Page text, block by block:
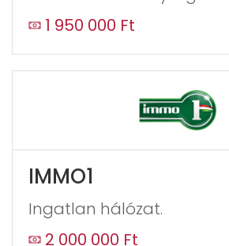
Küldés
1 950 000 Ft
IMMO1
Ingatlan hálózat.
2 000 000 Ft